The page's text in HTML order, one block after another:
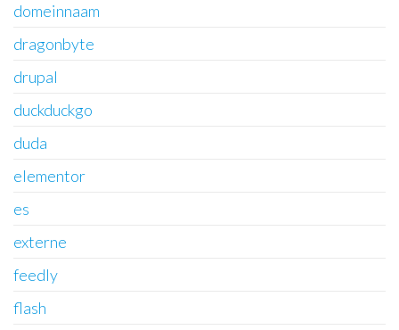
domeinnaam
dragonbyte
drupal
duckduckgo
duda
elementor
es
externe
feedly
flash